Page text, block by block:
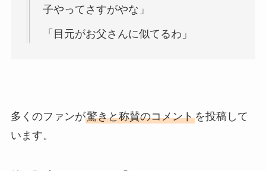
子やってさすがやな」
「目元がお父さんに似てるわ」
多くのファンが驚きと称賛のコメントを投稿して
います。